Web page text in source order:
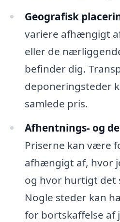
Geografisk
variere afhængigt
eller de
befinder dig.
deponeringsteder
samlede pris.
Afhentnings- og
Priserne kan være
afhængigt af, hvor
og hvor hurtigt det
Nogle steder kan
for bortskaffelse af